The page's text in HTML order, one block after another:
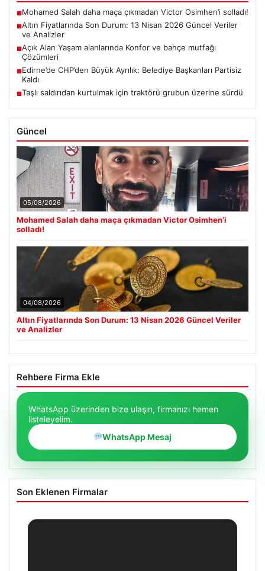
■Mohamed Salah daha maça çıkmadan Victor Osimhen’i solladı!
■Altın Fiyatlarında Son Durum: 13 Nisan 2026 Güncel Veriler
ve Analizler
■Açık Alan Yaşam alanlarında Konfor ve bahçe mutfağı
Çözümleri
■Edirne’de CHP’den Büyük Ayrılık: Belediye Başkanları Partisiz
Kaldı
■Taşlı saldırıdan kurtulmak için traktörü grubun üzerine sürdü
Güncel
05/08/2026
Mohamed Salah daha maça çıkmadan Victor Osimhen’i
solladı!
04/08/2026
Altın Fiyatlarında Son Durum: 13 Nisan 2026 Güncel Veriler
ve Analizler
Rehbere Firma Ekle
WhatsApp üzerinden bize ulaşın, firmanızı hemen
listeleyelim.
WhatsApp Mesaj
Son Eklenen Firmalar